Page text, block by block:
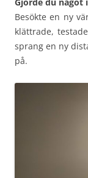
Gjorde du något
Besökte en ny
klättrade,
sprang en ny
på.